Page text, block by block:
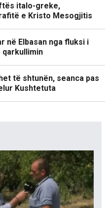
italo-greke,
e Kristo Mesogjitis
në Elbasan nga fluksi i
të shtunën, seanca pas
Kushtetuta